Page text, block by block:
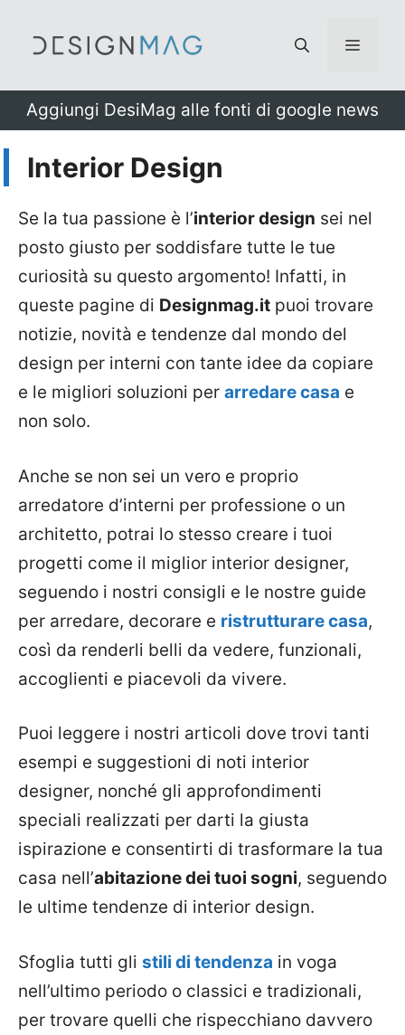
Menu
Aggiungi DesiMag alle fonti di google news
Interior Design
Se la tua passione è l’interior design sei nel
posto giusto per soddisfare tutte le tue
curiosità su questo argomento! Infatti, in
queste pagine di Designmag.it puoi trovare
notizie, novità e tendenze dal mondo del
design per interni con tante idee da copiare
e le migliori soluzioni per arredare casa e
non solo.
Anche se non sei un vero e proprio
arredatore d’interni per professione o un
architetto, potrai lo stesso creare i tuoi
progetti come il miglior interior designer,
seguendo i nostri consigli e le nostre guide
per arredare, decorare e ristrutturare casa,
così da renderli belli da vedere, funzionali,
accoglienti e piacevoli da vivere.
Puoi leggere i nostri articoli dove trovi tanti
esempi e suggestioni di noti interior
designer, nonché gli approfondimenti
speciali realizzati per darti la giusta
ispirazione e consentirti di trasformare la tua
casa nell’abitazione dei tuoi sogni, seguendo
le ultime tendenze di interior design.
Sfoglia tutti gli stili di tendenza in voga
nell’ultimo periodo o classici e tradizionali,
per trovare quelli che rispecchiano davvero